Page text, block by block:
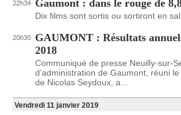
22h34 Gaumont : dans le rouge de
Dix films sont sortis ou sortiront en
20h30
GAUMONT : Résultats
2018
Communiqué de presse Neuilly-sur-
d’administration de Gaumont, réuni
de Nicolas Seydoux, a...
Vendredi 11 janvier 2019